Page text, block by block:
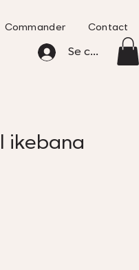
Commander Contact
Se connecter
ikebana